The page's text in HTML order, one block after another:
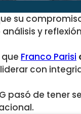
su
y
Franco Parisi
con
pasó de tener